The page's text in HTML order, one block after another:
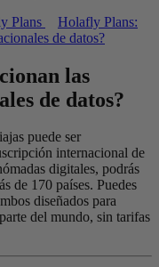
Plans
Holafly Plans:
de datos?
las
de datos?
puede ser
internacional de
digitales, podrás
de 170 países. Puedes
diseñados para
del mundo, sin tarifas